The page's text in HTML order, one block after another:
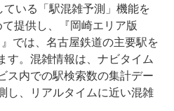
ている「駅混雑予測」機能を
て提供し、『岡崎エリア版
では、名古屋鉄道の主要駅を
す。混雑情報は、ナビタイム
ス内での駅検索数の集計デー
し、リアルタイムに近い混雑